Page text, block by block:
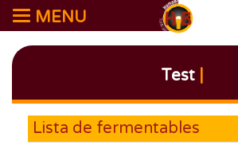
MENU
Test
Lista de fermentables